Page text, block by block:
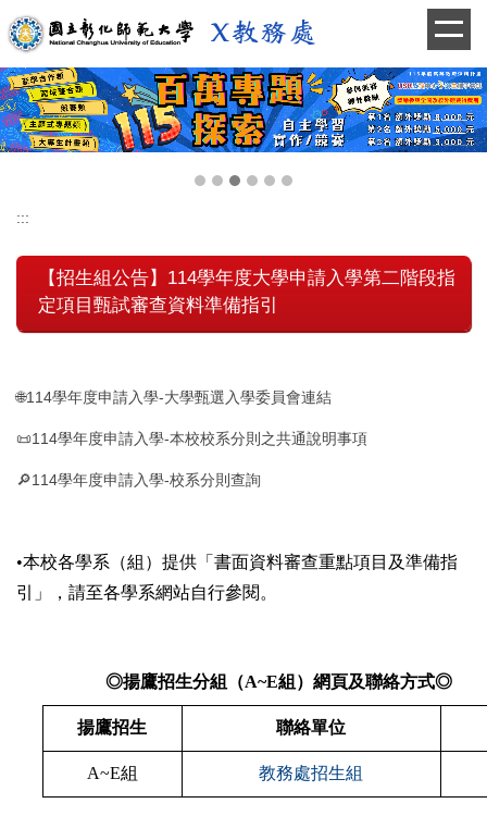
跳
到
要
內
容
區
:::
【招生組公告】114學年度大學申請入學第二階段指
定項目甄試審查資料準備指引
🌐114學年度申請入學-大學甄選入學委員會連結
📜114學年度申請入學-本校校系分則之共通說明事項
🔎114學年度申請入學-校系分則查詢
•本校各學系（組）提供「 書面資料審查重點項目及準備指
引
」，請至各學系網站自行參閱。
◎揚鷹招生分組（A~E組）網頁及聯絡方式◎
揚鷹招生 聯絡單位
A~E組 教務處招生組